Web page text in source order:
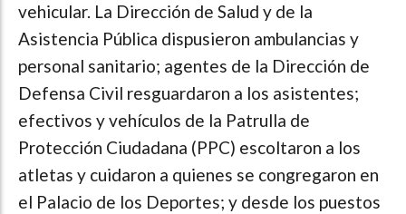
vehicular. La Dirección de Salud y de la
Asistencia Pública dispusieron ambulancias y
personal sanitario; agentes de la Dirección de
Defensa Civil resguardaron a los asistentes;
efectivos y vehículos de la Patrulla de
Protección Ciudadana (PPC) escoltaron a los
atletas y cuidaron a quienes se congregaron en
el Palacio de los Deportes; y desde los puestos